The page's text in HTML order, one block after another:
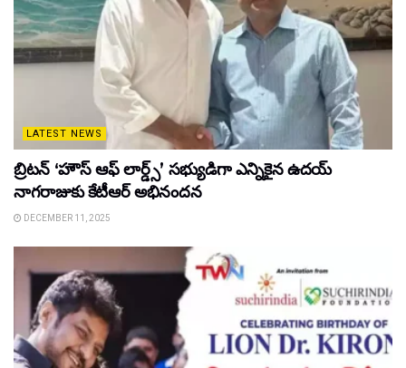
LATEST NEWS
బ్రిటన్ ‘హౌస్ ఆఫ్ లార్డ్స్’ సభ్యుడిగా ఎన్నికైన ఉదయ్
నాగరాజుకు కేటీఆర్ అభినందన
DECEMBER 11, 2025